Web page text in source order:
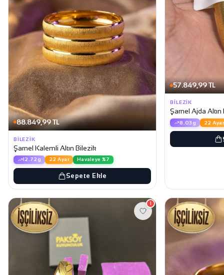
88.849,99 TL
BILEZIK
Şarnel Kalemli Altın Bilezik
12.72g 22 Ayar Havaleye %7
Sepete Ekle
57.849,99 TL
BILEZIK
Şarnel Ajda
8.03g 22 Ayar
1